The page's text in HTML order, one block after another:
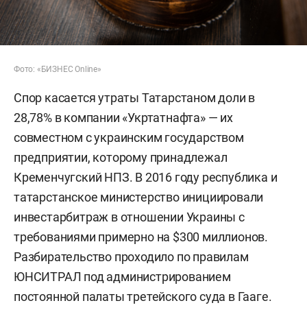
Фото: «БИЗНЕС Online»
Спор касается утраты Татарстаном доли в
28,78% в компании «Укртатнафта» — их
совместном с украинским государством
предприятии, которому принадлежал
Кременчугский НПЗ. В 2016 году республика и
татарстанское министерство инициировали
инвестарбитраж в отношении Украины с
требованиями примерно на $300 миллионов.
Разбирательство проходило по правилам
ЮНСИТРАЛ под администрированием
постоянной палаты третейского суда в Гааге.